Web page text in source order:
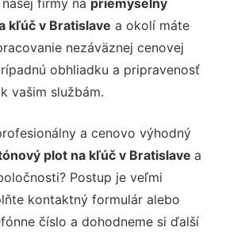
firmy na priemyselný
kľúč v Bratislave a okolí máte
nezáväznej cenovej
obhliadku a pripravenosť
vašim službám.
a cenovo výhodný
plot na kľúč v Bratislave a
Postup je veľmi
kontaktný formulár alebo
číslo a dohodneme si ďalší